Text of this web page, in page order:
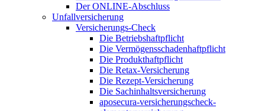
Der ONLINE-Abschluss
Unfallversicherung
Versicherungs-Check
Die Betriebshaftpflicht
Die Vermögensschadenhaftpflicht
Die Produkthaftpflicht
Die Retax-Versicherung
Die Rezept-Versicherung
Die Sachinhaltsversicherung
aposecura-versicherungscheck-